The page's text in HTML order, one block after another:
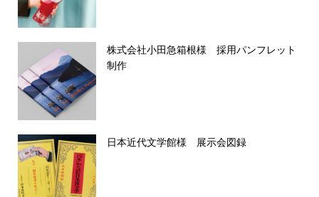
株式会社小田急箱根様 採用パンフレット
制作
日本近代文学館様 展示会図録